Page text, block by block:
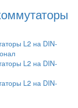
L2 на DIN-
L2 на DIN-
L2 на DIN-